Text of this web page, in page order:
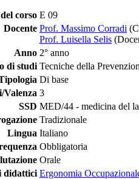
corso E 09
Docente Prof. Massimo Corradi
Prof. Luisella Selis
Anno 2° anno
di studi Tecniche della
Di base
Valenza 3
SSD MED/44 - medicina del
Tradizionale
Lingua Italiano
Obbligatoria
Orale
didattici Ergonomia